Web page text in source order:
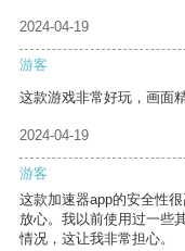
2024-04-19
游客
这款游戏非常好玩，画面
2024-04-19
游客
这款加速器app的安全性
放心。我以前使用过一些
情况，这让我非常担心。